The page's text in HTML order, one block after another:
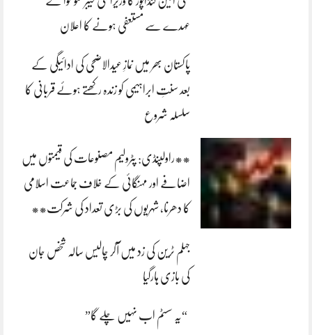
عہدے سے مستعفی ہونے کا اعلان
پاکستان بھر میں نمازِ عیدالاضحی کی ادائیگی کے
بعد سنتِ ابراہیمی کو زندہ رکھتے ہوئے قربانی کا
سلسلہ شروع
**راولپنڈی: پٹرولیم مصنوعات کی قیمتوں میں
اضافے اور مہنگائی کے خلاف جماعت اسلامی
کا دھرنا، شہریوں کی بڑی تعداد کی شرکت**
جہلم ٹرین کی زد میں آکر چالیس سالہ شخص جان
کی بازی ہارگیا
“یہ سسٹم اب نہیں چلے گا”